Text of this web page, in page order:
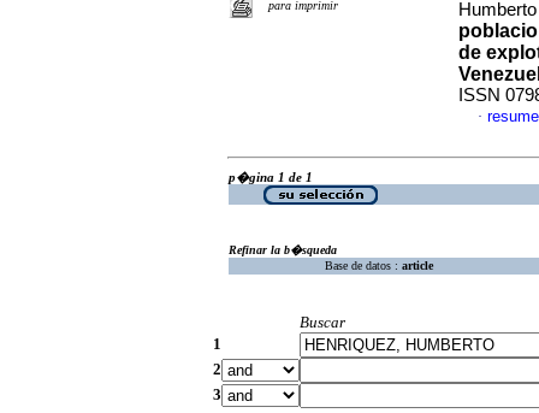
para imprimir
de
ISSN
·
p�gina 1 de 1
Refinar la b�squeda
Base de datos : article
Buscar
1
2
3